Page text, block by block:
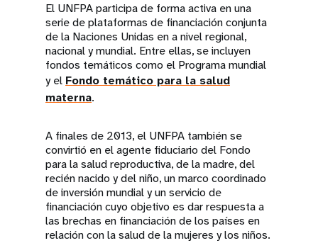
El UNFPA participa de forma activa en una
serie de plataformas de financiación conjunta
de la Naciones Unidas en a nivel regional,
nacional y mundial. Entre ellas, se incluyen
fondos temáticos como el Programa mundial
y el Fondo temático para la salud
materna.
A finales de 2013, el UNFPA también se
convirtió en el agente fiduciario del Fondo
para la salud reproductiva, de la madre, del
recién nacido y del niño, un marco coordinado
de inversión mundial y un servicio de
financiación cuyo objetivo es dar respuesta a
las brechas en financiación de los países en
relación con la salud de la mujeres y los niños.